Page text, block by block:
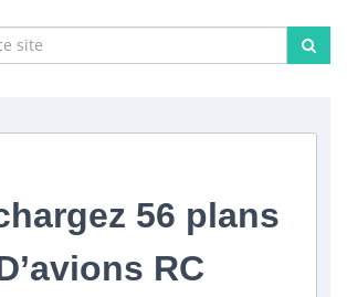
56 plans
RC